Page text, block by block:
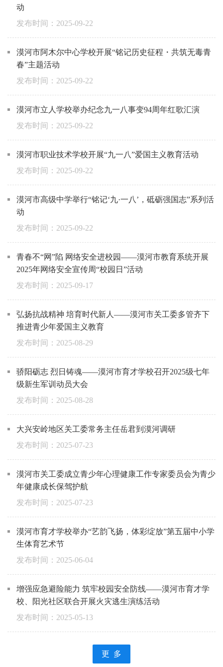
动
2025-09-22
漠河市阿木尔中心学校开展“铭记历史征程・共筑无毒青
春”主题活动
2025-09-22
漠河市立人学校举办纪念九一八事变94周年红歌汇演
2025-09-22
漠河市职业技术学校开展“九一八”爱国主义教育活动
2025-09-22
漠河市高级中学举行“铭记‘九·一八’，砥砺强国志”系列活
动
2025-09-22
青春不“网”陷 网络安全进校园——漠河市教育系统开展
2025年网络安全宣传周“校园日”活动
2025-09-17
弘扬抗战精神 培育时代新人——漠河市关工委多管齐下
推进青少年爱国主义教育
2025-08-29
骄阳砺志 烈日铸魂——漠河市育才学校召开2025级七年
级新生军训动员大会
2025-08-28
大兴安岭地区关工委常务主任岳君到漠河调研
2025-07-23
漠河市关工委成立青少年心理健康工作专家委员会为青少
年健康成长保驾护航
2025-07-23
漠河市育才学校举办“艺韵飞扬，体彩绽放”第五届中小学
生体育艺术节
2025-06-04
增强应急避险能力 筑牢校园安全防线——漠河市育才学
校、阳光社区联合开展火灾逃生演练活动
2025-05-13
更 多